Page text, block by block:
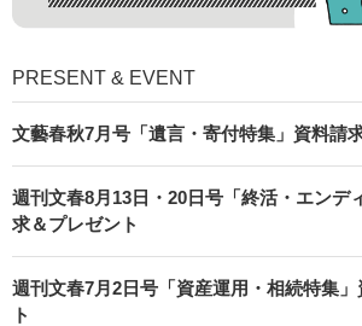
PRESENT & EVENT
文藝春秋7月号「遺言・寄付特集」資料請
週刊文春8月13日・20日号「終活・エンデ
求＆プレゼント
週刊文春7月2日号「資産運用・相続特集
ト